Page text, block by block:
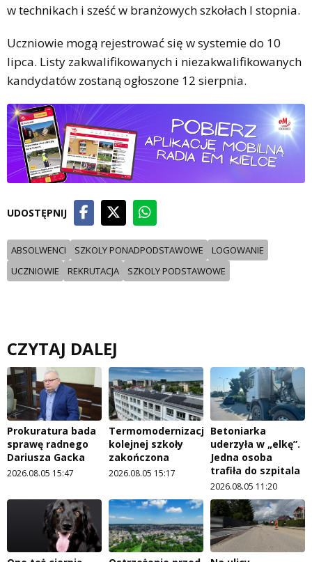
w technikach i sześć w branżowych szkołach I stopnia.
Uczniowie mogą rejestrować się w systemie do 10
lipca. Listy zakwalifikowanych i niezakwalifikowanych
kandydatów zostaną ogłoszone 12 sierpnia.
UDOSTĘPNIJ
ABSOLWENCI SZKOLY PONADPODSTAWOWE
LOGOWANIE
UCZNIOWIE
REKRUTACJA SZKOLY PODSTAWOWE
CZYTAJ DALEJ
Prokuratura bada
sprawę radnego
Dariusza Gacka
2026.08.05 15:47
Termomodernizacja
kolejnej szkoły
zakończona
2026.08.05 15:17
Betoniarka
uderzyła w „elkę”.
Jedna osoba
trafiła do szpitala
2026.08.05 11:20